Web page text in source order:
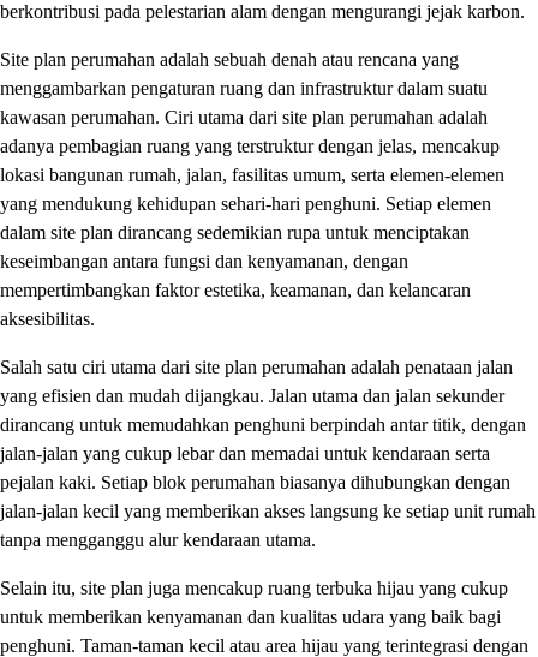
berkontribusi pada pelestarian alam dengan mengurangi jejak karbon.
Site plan perumahan adalah sebuah denah atau rencana yang
menggambarkan pengaturan ruang dan infrastruktur dalam suatu
kawasan perumahan. Ciri utama dari site plan perumahan adalah
adanya pembagian ruang yang terstruktur dengan jelas, mencakup
lokasi bangunan rumah, jalan, fasilitas umum, serta elemen-elemen
yang mendukung kehidupan sehari-hari penghuni. Setiap elemen
dalam site plan dirancang sedemikian rupa untuk menciptakan
keseimbangan antara fungsi dan kenyamanan, dengan
mempertimbangkan faktor estetika, keamanan, dan kelancaran
aksesibilitas.
Salah satu ciri utama dari site plan perumahan adalah penataan jalan
yang efisien dan mudah dijangkau. Jalan utama dan jalan sekunder
dirancang untuk memudahkan penghuni berpindah antar titik, dengan
jalan-jalan yang cukup lebar dan memadai untuk kendaraan serta
pejalan kaki. Setiap blok perumahan biasanya dihubungkan dengan
jalan-jalan kecil yang memberikan akses langsung ke setiap unit rumah
tanpa mengganggu alur kendaraan utama.
Selain itu, site plan juga mencakup ruang terbuka hijau yang cukup
untuk memberikan kenyamanan dan kualitas udara yang baik bagi
penghuni. Taman-taman kecil atau area hijau yang terintegrasi dengan